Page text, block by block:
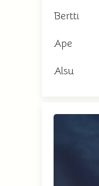
Bertti
Ape
Alsu